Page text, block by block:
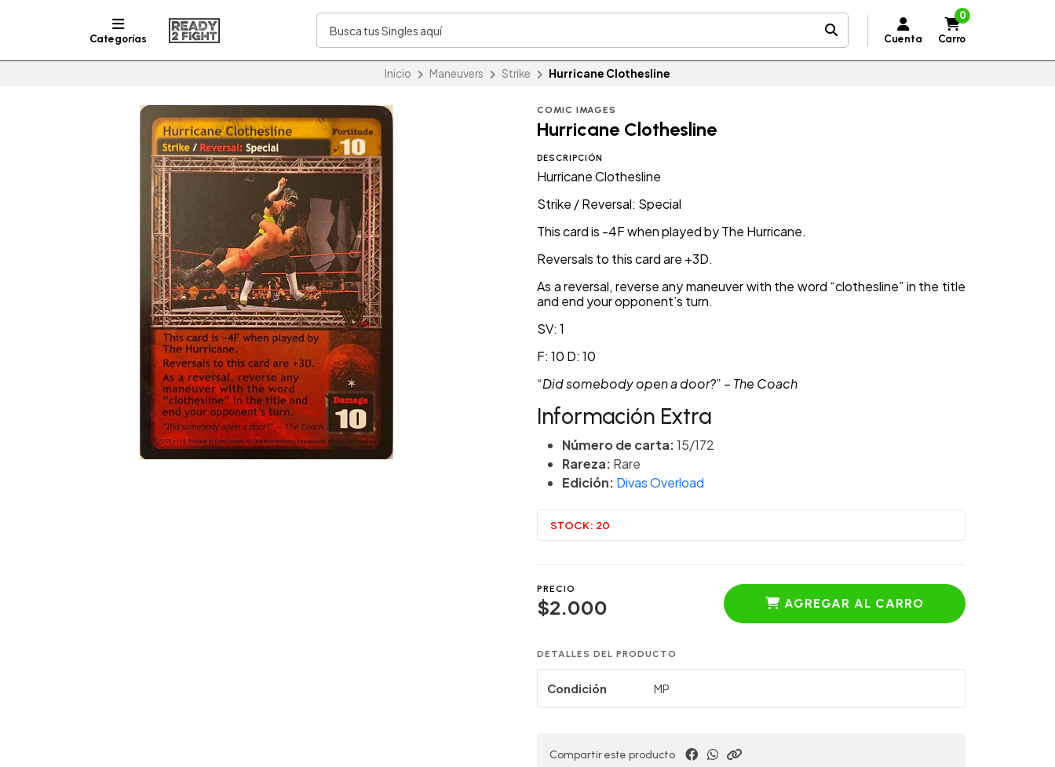
Categorías Cuenta
0
Carro
Inicio Maneuvers Strike Hurricane Clothesline
COMIC IMAGES
Hurricane Clothesline
DESCRIPCIÓN
Hurricane Clothesline
Strike / Reversal: Special
This card is -4F when played by The Hurricane.
Reversals to this card are +3D.
As a reversal, reverse any maneuver with the word “clothesline” in the title
and end your opponent’s turn.
SV: 1
F: 10 D: 10
“Did somebody open a door?” – The Coach
Información Extra
Número de carta:15/172
Rareza: Rare
Edición: Divas Overload
STOCK: 20
PRECIO
$2.000 AGREGAR AL CARRO
DETALLES DEL PRODUCTO
Condición MP
Compartir este producto